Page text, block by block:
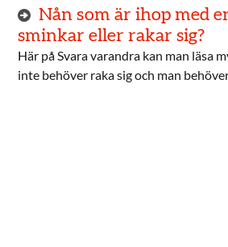
Nån som är ihop med
sminkar eller rakar sig?
Här på Svara varandra kan man läsa
inte behöver raka sig och man